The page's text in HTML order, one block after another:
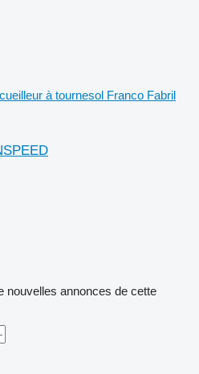
cueilleur à tournesol Franco Fabril
nouvelles annonces de cette